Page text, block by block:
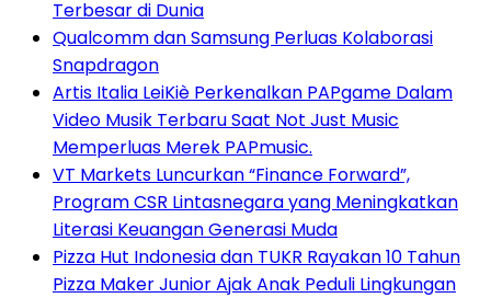
Terbesar di Dunia
Qualcomm dan Samsung Perluas Kolaborasi
Snapdragon
Artis Italia LeiKiè Perkenalkan PAPgame Dalam
Video Musik Terbaru Saat Not Just Music
Memperluas Merek PAPmusic.
VT Markets Luncurkan “Finance Forward”,
Program CSR Lintasnegara yang Meningkatkan
Literasi Keuangan Generasi Muda
Pizza Hut Indonesia dan TUKR Rayakan 10 Tahun
Pizza Maker Junior Ajak Anak Peduli Lingkungan